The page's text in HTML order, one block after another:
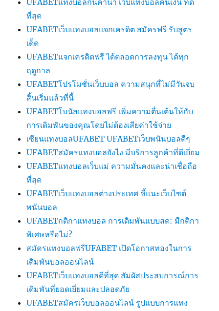
UFABETแทงบอลกินค่าน้ำ เว็บแทงบอลคืนเงิน ที่ดี
ที่สุด
UFABETเว็บแทงบอลแจกเครดิต สมัครฟรี รับสูตร
เด็ด
UFABETแจกเครดิตฟรี ได้ตลอดการลงทุน ได้ทุก
ฤดูกาล
UFABETโปรโมชั่นเว็บบอล ความสนุกที่ไม่มีวันจบ
สิ้นเริ่มแล้วที่นี้
UFABETโบนัสแทงบอลฟรี เพิ่มความตื่นเต้นให้กับ
การเดิมพันของคุณโดยไม่ต้องเสียค่าใช้จ่าย
เซียนแทงบอลUFABET UFABETเว็บพนันบอลดีๆ
UFABETสมัครแทงบอลยังไง มีบริการลูกค้าที่ดีเยี่ยม
UFABETแทงบอลเว็บแม่ ความมั่นคงและน่าเชื่อถือ
ที่สุด
UFABETเว็บแทงบอลต่างประเทศ ชี้แนะเว็บไซต์
พนันบอล
UFABETกติกาแทงบอล การเดิมพันแบบสด: มีกติกา
พิเศษหรือไม่?
สมัครแทงบอลฟรีUFABET เปิดโอกาสทองในการ
เดิมพันบอลออนไลน์
UFABETเว็บแทงบอลดีที่สุด สัมผัสประสบการณ์การ
เดิมพันที่ยอดเยี่ยมและปลอดภัย
UFABETสมัครเว็บบอลออนไลน์ รูปแบบการแทง